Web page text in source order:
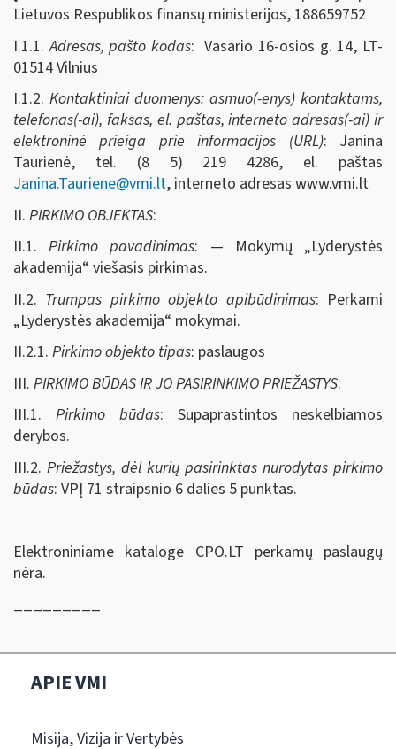
Lietuvos Respublikos finansų ministerijos, 188659752
I.1.1.Adresas, pašto kodas: Vasario 16-osios g. 14, LT-
01514 Vilnius
I.1.2. Kontaktiniai duomenys: asmuo(-enys) kontaktams,
telefonas(-ai), faksas, el. paštas, interneto adresas(-ai) ir
elektroninė prieiga prie informacijos (URL): Janina
Taurienė, tel. (8 5) 219 4286, el. paštas
Janina.Tauriene@vmi.lt, interneto adresas www.vmi.lt
II. PIRKIMO OBJEKTAS:
II.1.Pirkimo pavadinimas: ― Mokymų „Lyderystės
akademija“ viešasis pirkimas.
II.2. Trumpas pirkimo objekto apibūdinimas: Perkami
„Lyderystės akademija“ mokymai.
II.2.1. Pirkimo objekto tipas: paslaugos
III. PIRKIMO BŪDAS IR JO PASIRINKIMO PRIEŽASTYS:
III.1. Pirkimo būdas: Supaprastintos neskelbiamos
derybos.
III.2. Priežastys, dėl kurių pasirinktas nurodytas pirkimo
būdas: VPĮ 71 straipsnio 6 dalies 5 punktas.
Elektroniniame kataloge CPO.LT perkamų paslaugų
nėra.
_________
APIE VMI
Misija, Vizija ir Vertybės